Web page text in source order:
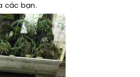
các bạn.